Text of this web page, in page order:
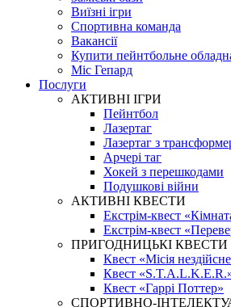
Виїзні ігри
Спортивна команда
Вакансії
Купити пейнтбольне
Міс Гепард
Послуги
АКТИВНІ ІГРИ
Пейнтбол
Лазертаг
Лазертаг з
Арчері таг
Хокей з перешкодами
Подушкові війни
АКТИВНІ КВЕСТИ
Екстрім-квест
Екстрім-квест
ПРИГОДНИЦЬКІ КВЕСТИ
Квест «Місія
Квест
Квест «Гаррі Поттер»
СПОРТИВНО-